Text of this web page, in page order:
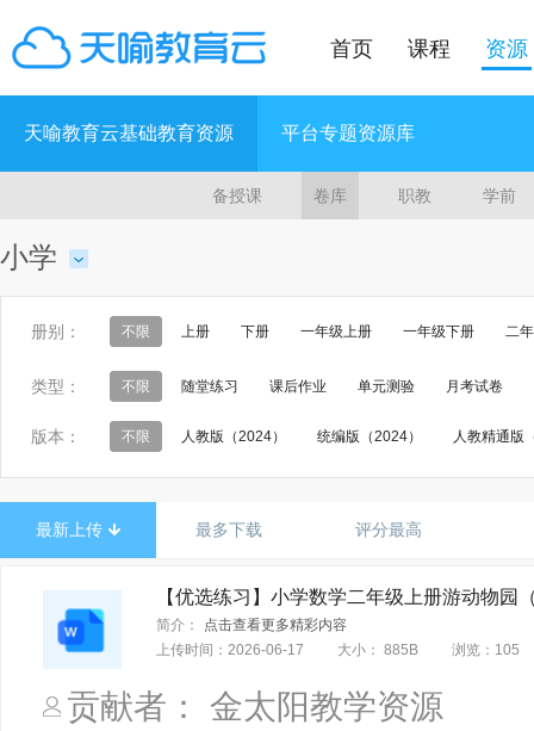
首页 课程 资源
天喻教育云基础教育资源 平台专题资源库
备授课 卷库 职教 学前
小学
册别： 不限 上册 下册 一年级上册 一年级下册 二
五年级下册
学生用书3
类型： 不限 随堂练习 课后作业 单元测验 月考试卷
版本： 不限 人教版（2024） 统编版（2024） 人教精通版
接力版（三起）（2024） 沪教版（五四制）（2024）
西南大学版（2024） 粤教粤人版（2024）
青岛版（五四制）（2024）
青岛版（2024） 统编版 统编版（五四制） 人教课
牛津译林版 北师大课标版 沪教版（沪
广州课标版（旧版本） 人教(PEP)课标版（旧版本） 供三年
最新上传 最多下载 评分最高
【优选练习】小学数学二年级上册游动物园
简介：
点击查看更多精彩内容
上传时间： 2026-06-17 大小： 885B 浏览： 105
贡献者： 金太阳教学资源